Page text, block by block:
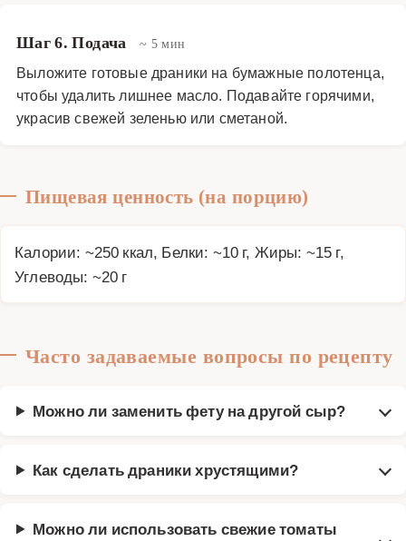
Шаг 6. Подача ~ 5 мин
Выложите готовые драники на бумажные полотенца,
чтобы удалить лишнее масло. Подавайте горячими,
украсив свежей зеленью или сметаной.
Пищевая ценность (на порцию)
Калории: ~250 ккал, Белки: ~10 г, Жиры: ~15 г,
Углеводы: ~20 г
Часто задаваемые вопросы по рецепту
Можно ли заменить фету на другой сыр?
Как сделать драники хрустящими?
Можно ли использовать свежие томаты